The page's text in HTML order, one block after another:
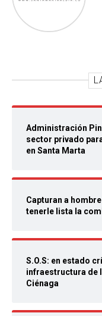
Administración
sector privado
en Santa Marta
Capturan a
tenerle lista la
S.O.S: en estado
infraestructura de
Ciénaga